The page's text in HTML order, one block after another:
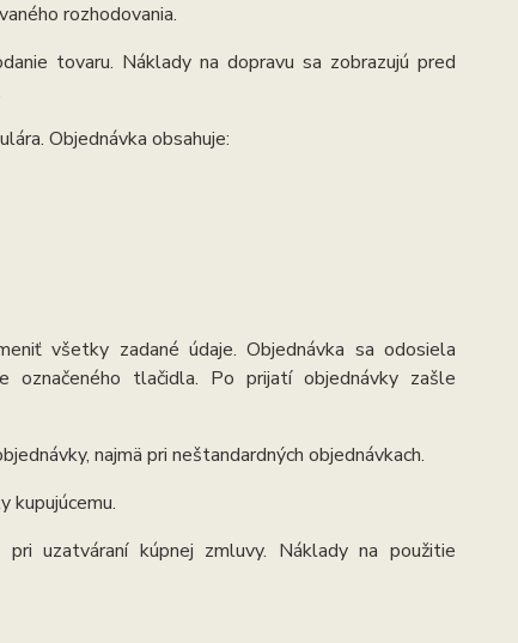
rozhodovania.
tovaru. Náklady na dopravu sa zobrazujú pred
Objednávka obsahuje:
všetky zadané údaje. Objednávka sa odosiela
označeného tlačidla. Po prijatí objednávky zašle
najmä pri neštandardných objednávkach.
kupujúcemu.
uzatváraní kúpnej zmluvy. Náklady na použitie